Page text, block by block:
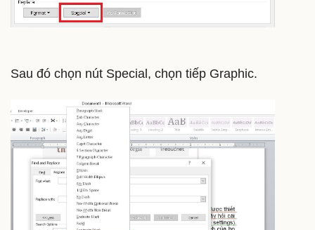
Sau đó chọn nút Special, chọn tiếp Graphic.